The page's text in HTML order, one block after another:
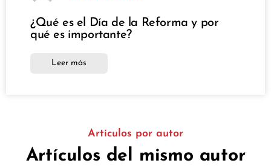
¿Qué es el Día de la Reforma y por
qué es importante?
Leer más
Artículos por autor
Artículos del mismo autor